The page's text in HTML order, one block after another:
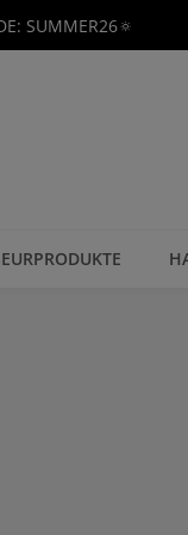
SUMMER26🔅